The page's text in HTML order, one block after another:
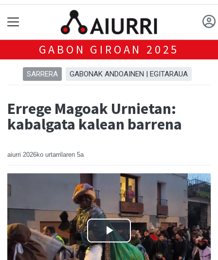
GABON GIROAN 2025
SARRERA GABONAK ANDOAINEN | EGITARAUA
Errege Magoak Urnietan:
kabalgata kalean barrena
aiurri 2026ko urtarrilaren 5a